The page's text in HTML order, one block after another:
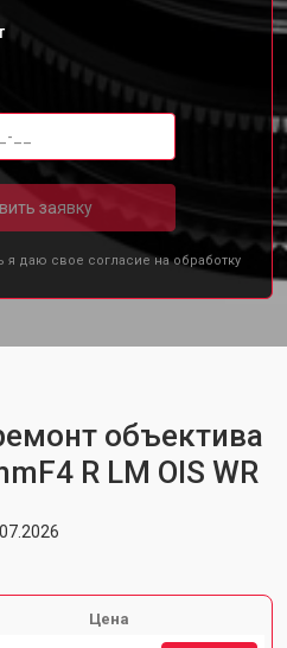
заявку
я даю свое согласие на обработку
объектива
R LM OIS WR
Цена